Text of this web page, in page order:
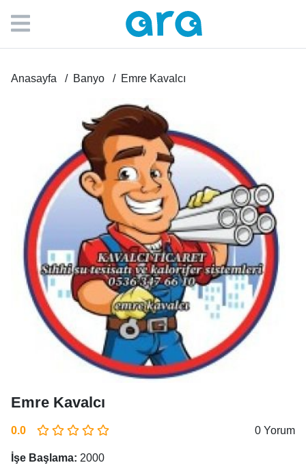
Anasayfa Banyo Emre Kavalcı
Emre Kavalcı
0.0 0 Yorum
İşe Başlama: 2000